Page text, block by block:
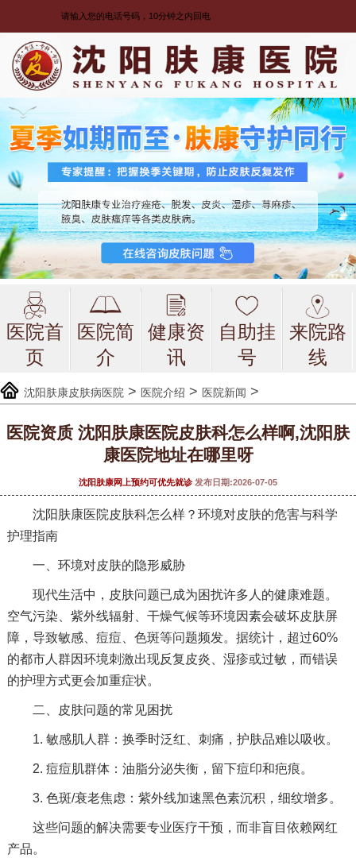
医院首
页
医院简
介
健康资
讯
自助挂
号
来院路
线
沈阳肤康皮肤病医院 > 医院介绍 > 医院新闻 >
医院资质 沈阳肤康医院皮肤科怎么样啊,沈阳肤
康医院地址在哪里呀
沈阳肤康网上预约可优先就诊 发布日期:2026-07-05
沈阳肤康医院皮肤科怎么样？环境对皮肤的危害与科学
护理指南
一、环境对皮肤的隐形威胁
现代生活中，皮肤问题已成为困扰许多人的健康难题。
空气污染、紫外线辐射、干燥气候等环境因素会破坏皮肤屏
障，导致敏感、痘痘、色斑等问题频发。据统计，超过60%
的都市人群因环境刺激出现反复皮炎、湿疹或过敏，而错误
的护理方式更会加重症状。
二、皮肤问题的常见困扰
1. 敏感肌人群：换季时泛红、刺痛，护肤品难以吸收。
2. 痘痘肌群体：油脂分泌失衡，留下痘印和疤痕。
3. 色斑/衰老焦虑：紫外线加速黑色素沉积，细纹增多。
这些问题的解决需要专业医疗干预，而非盲目依赖网红
产品。